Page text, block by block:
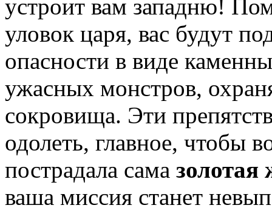
устроит вам западню!
уловок царя, вас будут
опасности в виде
ужасных монстров,
сокровища. Эти
одолеть, главное, чтобы
пострадала сама золотая
ваша миссия станет